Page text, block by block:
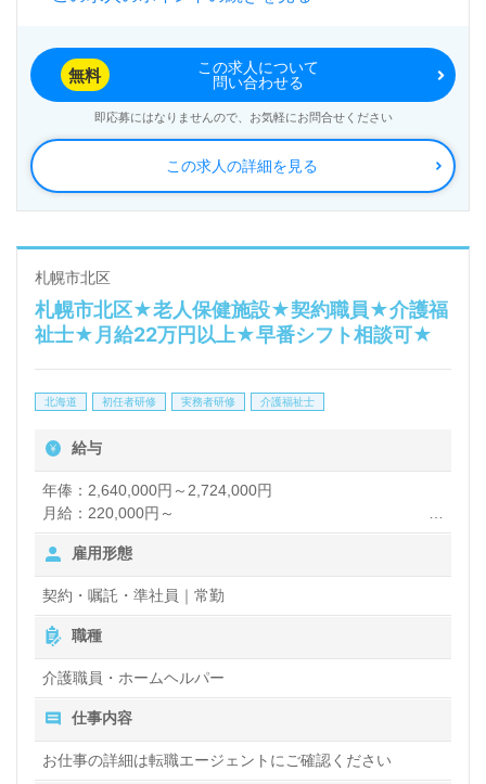
運営です。東京都を中心にグループホーム、放課後等
デイ、障がい児入所施設、児童養護施設、都市型経費
有料老人ホーム事業を展開されています。
◎幅広い年代層の職員様が活躍中！職員様同士のチー
ムワーク、風通しの良い職場環境が自慢の事業所様！
◎
看護助手や介護職経験のある方はもちろん、これから
介護職を目指される方も幅広く募集します。グループ
としてご入社いただき、将来的に正社員を目指してい
ただけるポジションのご紹介です。『ご利用者様のお
役に立ちたい』『少人数制で寄り添った介護支援に携
わりたい』『認知症関連の資格取得を目指している、
介護知識や技術力を高めたい』『転職で施設形態や環
境を変えて働きたい』等の方も大歓迎です。募集詳細
等、担当コンサルタントよりご案内します。お問い合
わせも遠慮なくお願いします。
医療/福祉業界の正社員/パート求人探しは【ウィルオ
ブ介護】＊求人情報収集、将来的に検討の方も遠慮な
この求人の詳細を見る
無料
この求人について
問い合わせる
即応募にはなりませんので、お気軽にお問合せください
札幌市北区
札幌市北区★老人保健施設★契約職員★介護福
祉士★月給22万円以上★早番シフト相談可★
北海道 初任者研修 実務者研修 介護福祉士
給与
年俸：2,640,000円～2,724,000円
月給：220,000円～
【諸手当】
夜勤手当：7,000円/回（月4～5回程度）
処遇改善加算：22,000円/月（年度ごとに見直しの可能性
有）
住宅手当
寒冷地手当
賞与あり（実績4.7ヶ月）
雇用形態
契約・嘱託・準社員｜常勤
職種
介護職員・ホームヘルパー
仕事内容
お仕事の詳細は転職エージェントにご確認ください